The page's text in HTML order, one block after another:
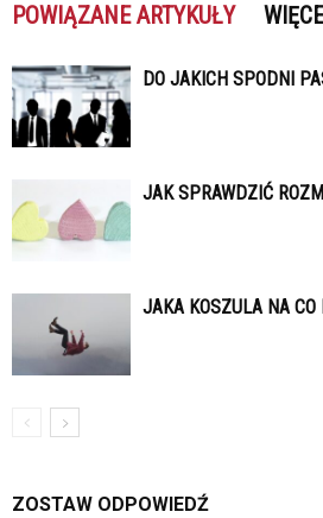
POWIĄZANE ARTYKUŁY
DO JAKICH SPODNI
JAK SPRAWDZIĆ
JAKA KOSZULA NA CO
ZOSTAW ODPOWIEDŹ